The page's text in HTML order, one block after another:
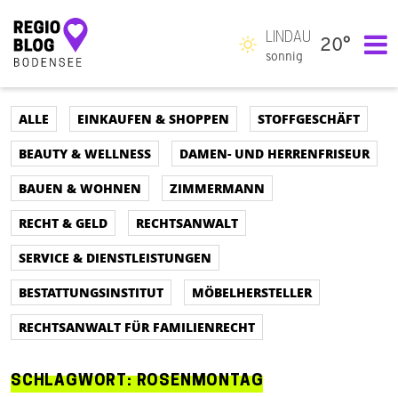
Hauptnavigation
LINDAU
sonnig
20°
ALLE EINKAUFEN & SHOPPEN
STOFFGESCHÄFT
BEAUTY & WELLNESS
DAMEN- UND HERRENFRISEUR
BAUEN & WOHNEN
ZIMMERMANN
RECHT & GELD
RECHTSANWALT
SERVICE & DIENSTLEISTUNGEN
BESTATTUNGSINSTITUT
MÖBELHERSTELLER
RECHTSANWALT FÜR FAMILIENRECHT
SCHLAGWORT:ROSENMONTAG